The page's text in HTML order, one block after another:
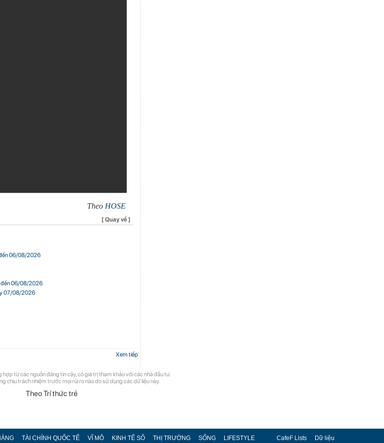
Theo HOSE
[ Quay về ]
đến 06/08/2026
đến 06/08/2026
07/08/2026
Xem tiếp
hợp từ các nguồn đáng tin cậy, có giá trị tham khảo với các nhà đầu tư.
chịu trách nhiệm trước mọi rủi ro nào do sử dụng các dữ liệu này.
Theo Trí thức trẻ
TÀI CHÍNH QUỐC TẾ VĨ MÔ KINH TẾ SỐ THỊ TRƯỜNG SỐNG LIFESTYLE Dữ liệu
CafeF Lists